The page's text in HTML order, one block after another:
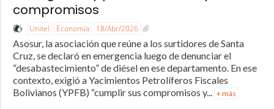
compromisos
Unitel Economía 18/Abr/2026
Asosur, la asociación que reúne a los surtidores de Santa
Cruz, se declaró en emergencia luego de denunciar el
“desabastecimiento” de diésel en ese departamento. En ese
contexto, exigió a Yacimientos Petrolíferos Fiscales
Bolivianos (YPFB) “cumplir sus compromisos y... + más